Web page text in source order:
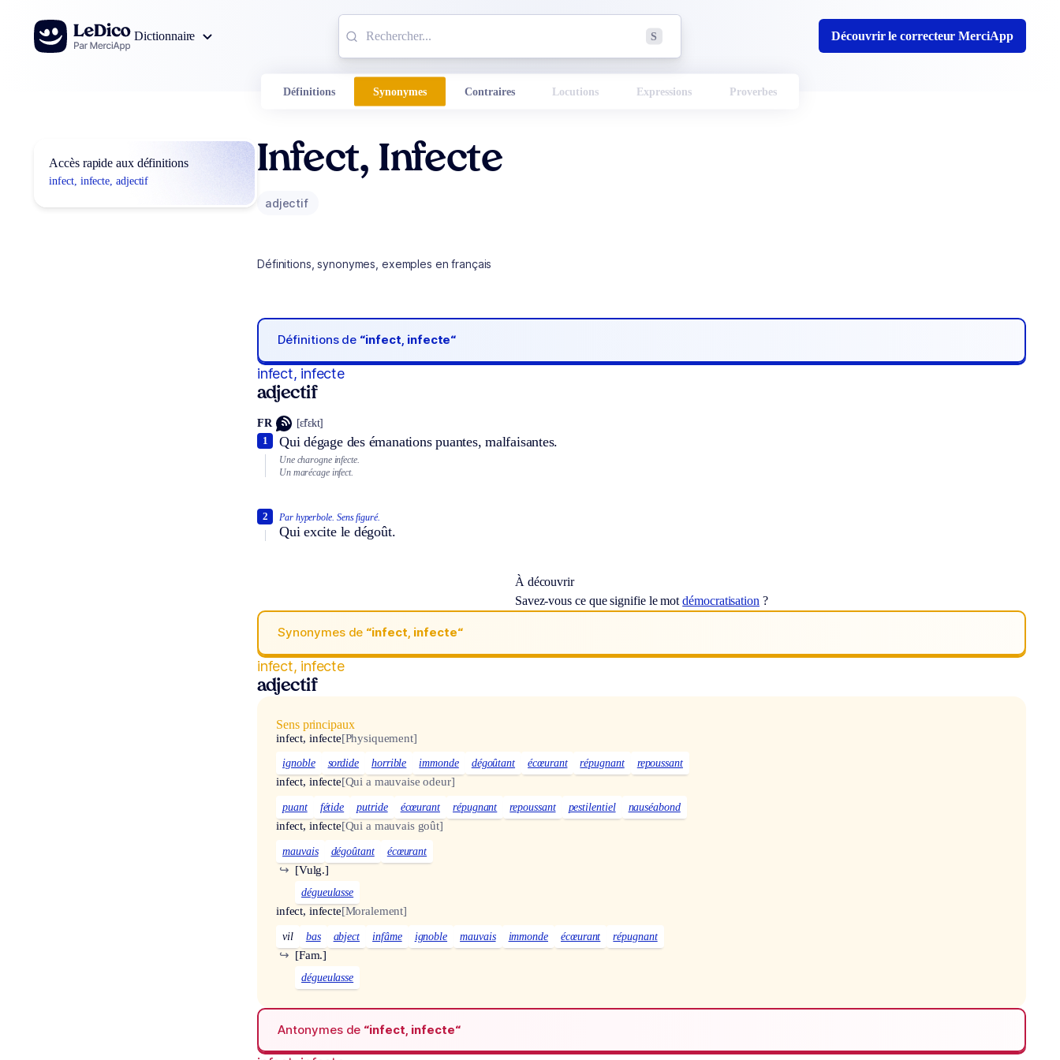
Aller au contenu
Dictionnaire
S Découvrir le correcteur MerciApp
Définitions Synonymes Contraires Locutions Expressions Proverbes
Accès rapide aux définitions
infect, infecte, adjectif
Infect, Infecte
adjectif
Définitions, synonymes, exemples en français
Définitions de “infect, infecte“
infect, infecte
adjectif
FR [ɛ̃fɛkt]
Qui dégage des émanations puantes, malfaisantes.
1
Une charogne infecte.
Un marécage infect.
Par hyperbole. Sens figuré.
Qui excite le dégoût.
2
À découvrir
Savez-vous ce que signifie le motdémocratisation ?
Synonymes de “infect, infecte“
infect, infecte
adjectif
Sens principaux
infect, infecte[Physiquement]
ignoble sordide horrible immonde dégoûtant écœurant répugnant repoussant
infect, infecte[Qui a mauvaise odeur]
puant fétide putride écœurant répugnant repoussant pestilentiel nauséabond
infect, infecte[Qui a mauvais goût]
mauvais dégoûtant écœurant
[Vulg.]
↪
dégueulasse
infect, infecte[Moralement]
vil bas abject infâme ignoble mauvais immonde écœurant répugnant
[Fam.]
↪
dégueulasse
Antonymes de “infect, infecte“